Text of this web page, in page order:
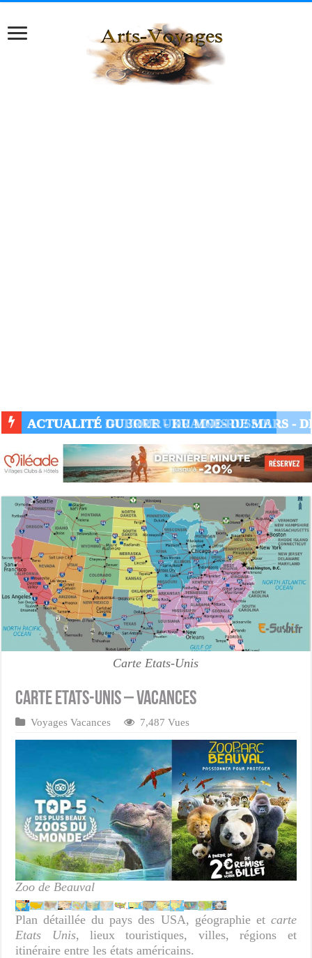
ACTUALITÉ GUERRE UKRAINE-RUSSIE
Carte Etats-Unis
Carte Etats-Unis – Vacances
Voyages Vacances 7,487 Vues
Zoo de Beauval
Plan détaillée du pays des USA, géographie et carte
Etats Unis, lieux touristiques, villes, régions et
itinéraire entre les états américains.